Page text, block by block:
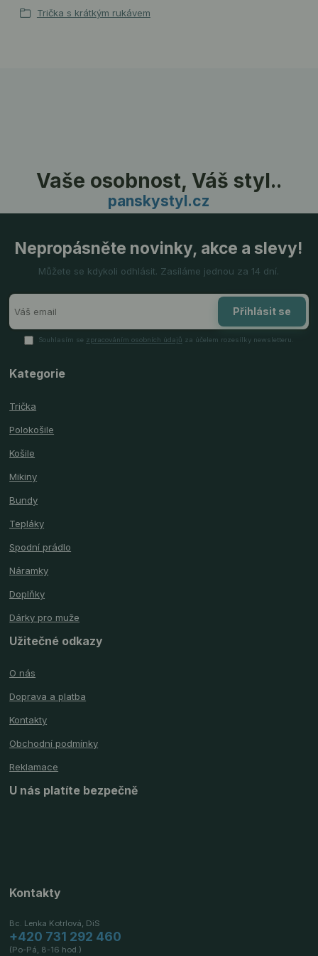
Trička s krátkým rukávem
Vaše osobnost, Váš styl..
panskystyl.cz
Nepropásněte novinky, akce a slevy!
Můžete se kdykoli odhlásit. Zasíláme jednou za 14 dní.
Přihlásit se
Souhlasím se zpracováním osobních údajů za účelem rozesílky newsletteru.
Kategorie
Trička
Polokošile
Košile
Mikiny
Bundy
Tepláky
Spodní prádlo
Náramky
Doplňky
Dárky pro muže
Užitečné odkazy
O nás
Doprava a platba
Kontakty
Obchodní podmínky
Reklamace
U nás platíte bezpečně
Kontakty
Bc. Lenka Kotrlová, DiS
+420 731 292 460
(Po-Pá, 8-16 hod.)